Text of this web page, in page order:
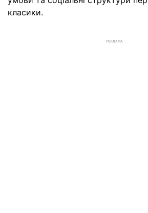
класики.
РЕКЛАМА